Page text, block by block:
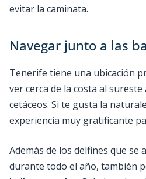
evitar la caminata.
Navegar junto a las
Tenerife tiene una ubicación
ver cerca de la costa al
cetáceos. Si te gusta la
experiencia muy gratificante
Además de los delfines que se
durante todo el año, también